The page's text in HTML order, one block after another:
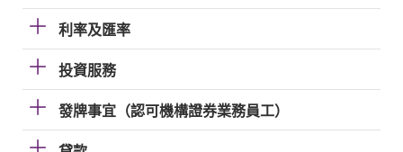
利率及匯率
投資服務
發牌事宜（認可機構證券業務員工）